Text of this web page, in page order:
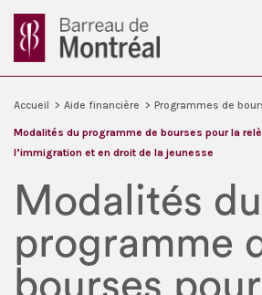
Accueil > Aide financière > Programmes de
Modalités du programme de bourses pour la
l’immigration et en droit de la jeunesse
Modalités du
programme
bourses